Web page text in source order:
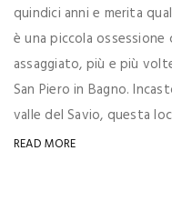
quindici anni e merita
è una piccola ossessione
assaggiato, più e più
San Piero in Bagno.
valle del Savio, questa
READ MORE